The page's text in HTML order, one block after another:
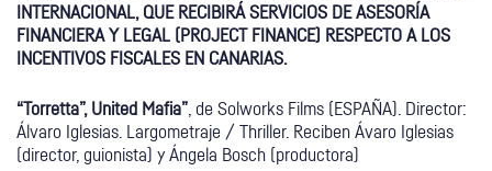
INTERNACIONAL, QUE RECIBIRÁ SERVICIOS DE ASESORÍA
FINANCIERA Y LEGAL (PROJECT FINANCE) RESPECTO A LOS
INCENTIVOS FISCALES EN CANARIAS.
“Torretta”, United Mafia” , de Solworks Films (ESPAÑA). Director:
Álvaro Iglesias. Largometraje / Thriller. Reciben Ávaro Iglesias
(director, guionista) y Ángela Bosch (productora)